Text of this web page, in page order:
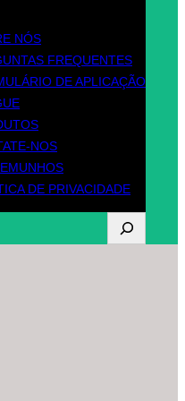
NÓS
FREQUENTES
DE APLICAÇÃO
NOS
DE PRIVACIDADE